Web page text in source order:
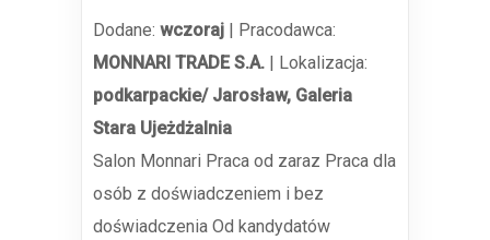
Dodane: wczoraj | Pracodawca:
MONNARI TRADE S.A. | Lokalizacja:
podkarpackie/ Jarosław, Galeria
Stara Ujeżdżalnia
Salon Monnari Praca od zaraz Praca dla
osób z doświadczeniem i bez
doświadczenia Od kandydatów